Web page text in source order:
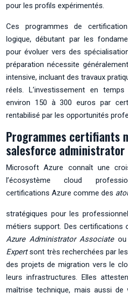
pour les profils expérimentés.
Ces programmes de
logique, débutant par les
pour évoluer vers des
préparation nécessite
intensive, incluant des travaux
réels. L’investissement en
environ 150 à 300 euros par
rentabilisé par les opportunités
Programmes certifiants
salesforce administrator
Microsoft Azure connaît une
l’écosystème cloud
certifications Azure comme des
stratégiques pour les
métiers support. Des certifications
Azure Administrator Associateou
Expertsont très recherchées par
des projets de migration vers le
leurs infrastructures. Elles
maîtrise technique, mais aussi